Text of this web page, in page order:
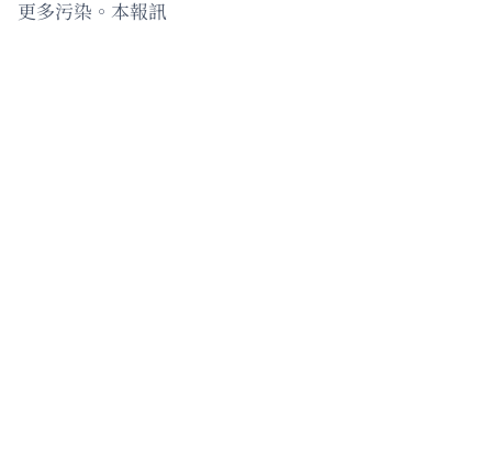
更多污染。本報訊